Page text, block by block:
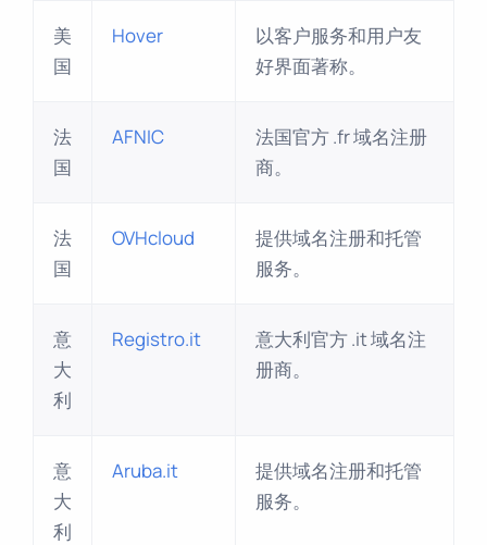
美
国
Hover
以客户服务和用户友
好界面著称。
法
国
AFNIC
法国官方 .fr 域名注册
商。
法
国
OVHcloud
提供域名注册和托管
服务。
意
大
利
Registro.it
意大利官方 .it 域名注
册商。
意
大
利
Aruba.it
提供域名注册和托管
服务。